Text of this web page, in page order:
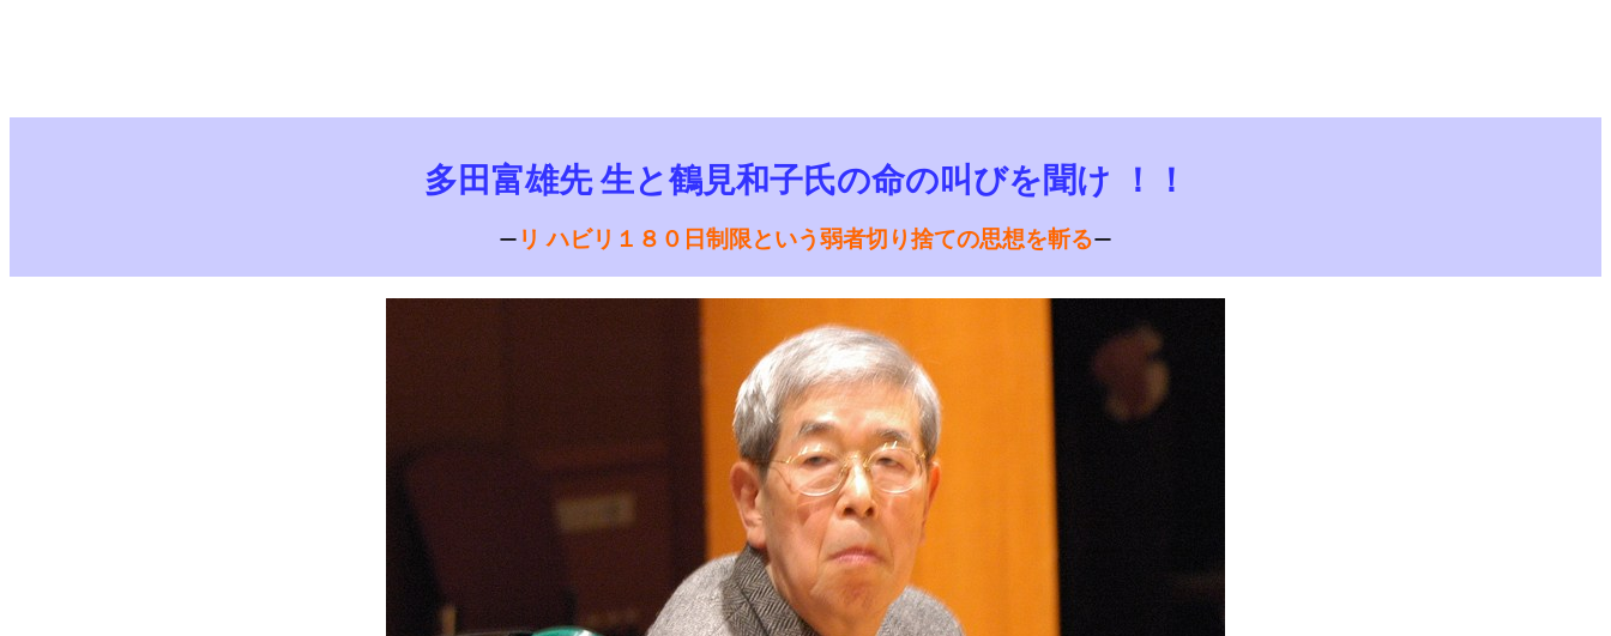
多田富雄先 生と鶴見和子氏の命の叫びを聞け ！！
ー リ ハビリ１８０日制限という弱者切り捨ての思想を斬るー